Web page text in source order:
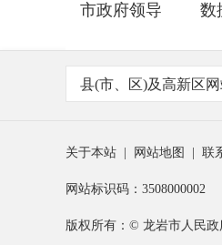
市政府领导 数
县(市、区)及高新区
关于本站 网站地图 联
网站标识码：3508000002
版权所有：© 龙岩市人民政